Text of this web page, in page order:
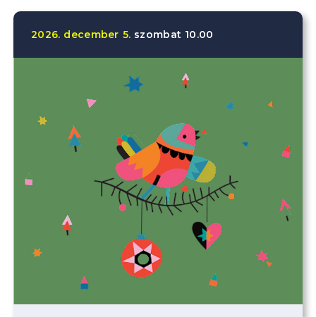
2026. december 5. szombat 10.00